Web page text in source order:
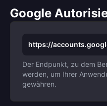
Google
https://
Der Endpunkt, zu dem
werden, um Ihrer
gewähren.